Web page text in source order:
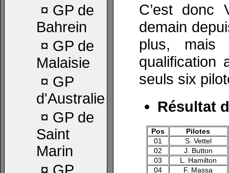
¤ GP de
Bahrein
¤ GP de
Malaisie
¤ GP
d'Australie
¤ GP de
Saint
Marin
C’est donc
demain
plus, mais
qualification
seuls six
Résultat
Pos
Pilotes
01
S. Vettel
02
J. Button
03
L. Hamilton
04
F. Massa